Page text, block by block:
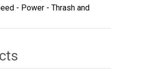
- Power - Thrash and